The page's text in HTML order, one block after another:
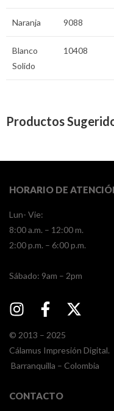
Naranja 9088
Blanco
Solido
10408
Productos
HORARIO DE
Lun- Vie:
8:00 a.m. – 12:00 m.
2:00 p.m. – 6:00 p.m.
​​Sábado: 9am – 2pm
© 2013 – 2025
Cálamus Impresión Digital.
Barranquilla – Colombia
CONTACTO